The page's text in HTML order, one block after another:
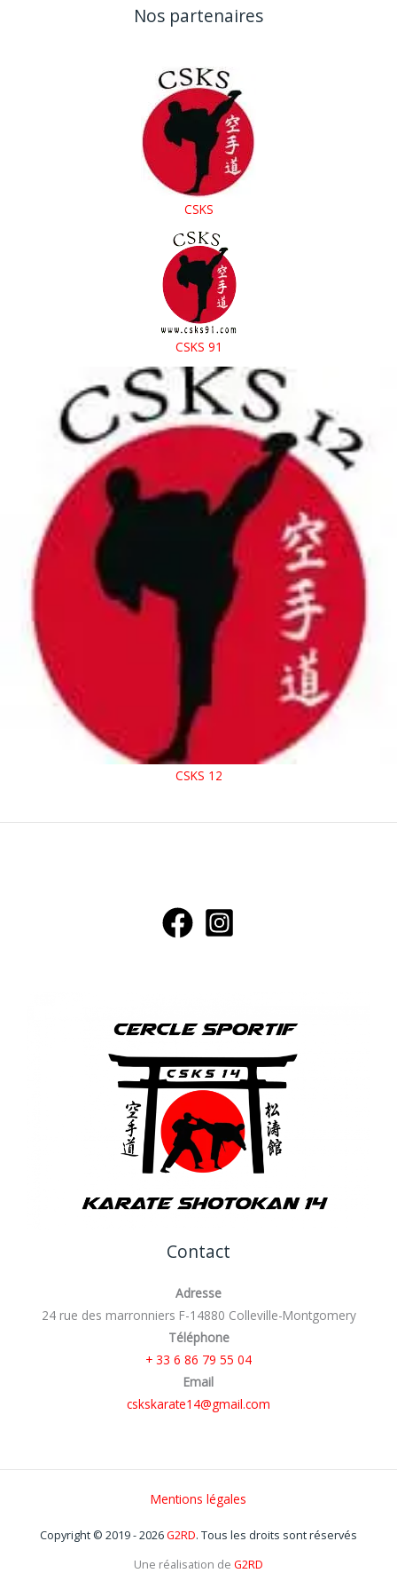
Nos partenaires
CSKS
CSKS 91
CSKS 12
Contact
Adresse
24 rue des marronniers F-14880 Colleville-Montgomery
Téléphone
+ 33 6 86 79 55 04
Email
cskskarate14@gmail.com
Mentions légales
Copyright © 2019 - 2026G2RD. Tous les droits sont réservés
Une réalisation de G2RD